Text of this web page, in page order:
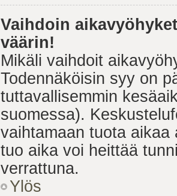
Vaihdoin
väärin!
Mikäli vaihdoit
Todennäköisin syy on
tuttavallisemmin
suomessa).
vaihtamaan tuota
tuo aika voi heittää
verrattuna.
Ylös